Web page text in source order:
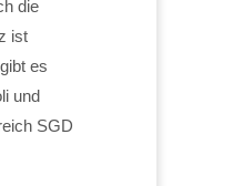
die
ist
es
und
SGD